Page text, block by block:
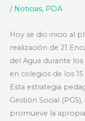
/ Noticias, PDA
Hoy se dio inicio al
realización de 21
del Agua durante
en colegios de los
Esta estrategia
Gestión Social
promueve la